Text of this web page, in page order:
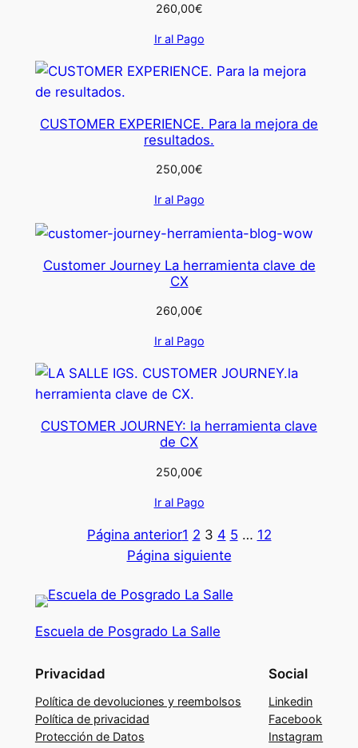
260,00€
Ir al Pago
CUSTOMER EXPERIENCE. Para la mejora de
resultados.
250,00€
Ir al Pago
Customer Journey La herramienta clave de
CX
260,00€
Ir al Pago
CUSTOMER JOURNEY: la herramienta clave
de CX
250,00€
Ir al Pago
Página anterior1 2 3 4 5 … 12
Página siguiente
Escuela de Posgrado La Salle
Privacidad
Política de devoluciones y reembolsos
Política de privacidad
Protección de Datos
Social
Linkedin
Facebook
Instagram